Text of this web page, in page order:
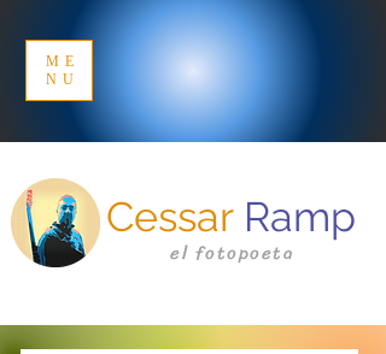
ME
NU
Cessar Ramp
el fotopoeta